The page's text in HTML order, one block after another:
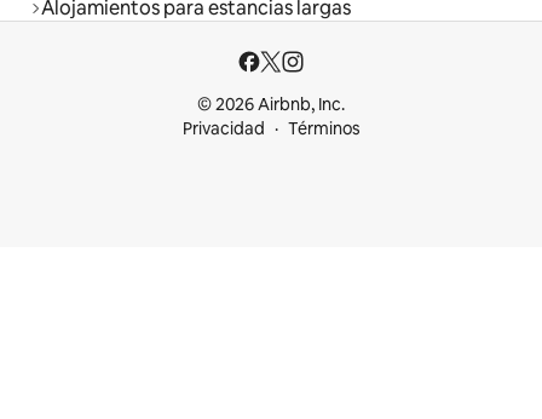
Alojamientos para estancias largas
© 2026 Airbnb, Inc.
Privacidad
Términos